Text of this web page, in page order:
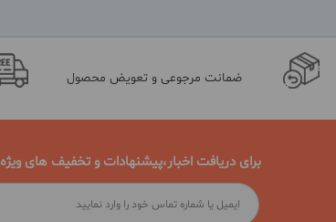
ضمانت مرجوعی و تعویض محصول
برای دریافت اخبار،پیشنهادات و تخفیف های